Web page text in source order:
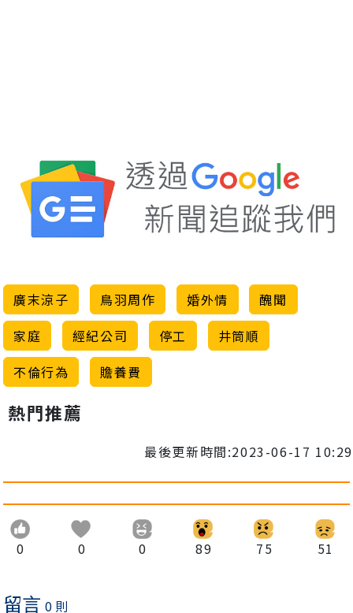
廣末涼子 鳥羽周作 婚外情
醜聞
家庭
經紀公司 停工
井筒順
不倫行為
贍養費
熱門推薦
最後更新時間:2023-06-17 10:29
0 0 0 89 75 51